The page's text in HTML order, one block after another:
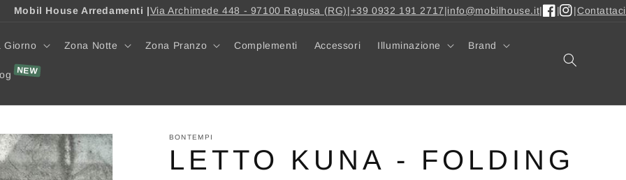
Mobil House Arredamenti |Via Archimede 448 - 97100 Ragusa (RG)|+39 0932 191 2717|info@mobilhouse.it|
|
|Contattaci
Giorno Zona Notte Zona Pranzo Complementi Accessori Illuminazione Brand
BONTEMPI
LETTO KUNA - FOLDING